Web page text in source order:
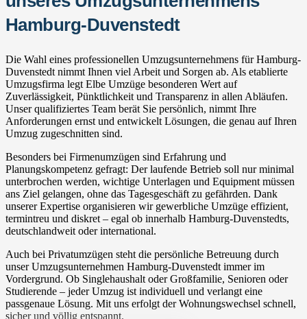
Hamburg-Duvenstedt
Die Wahl eines professionellen Umzugsunternehmens für Hamburg-
Duvenstedt nimmt Ihnen viel Arbeit und Sorgen ab. Als etablierte
Umzugsfirma legt Elbe Umzüge besonderen Wert auf
Zuverlässigkeit, Pünktlichkeit und Transparenz in allen Abläufen.
Unser qualifiziertes Team berät Sie persönlich, nimmt Ihre
Anforderungen ernst und entwickelt Lösungen, die genau auf Ihren
Umzug zugeschnitten sind.
Besonders bei Firmenumzügen sind Erfahrung und
Planungskompetenz gefragt: Der laufende Betrieb soll nur minimal
unterbrochen werden, wichtige Unterlagen und Equipment müssen
ans Ziel gelangen, ohne das Tagesgeschäft zu gefährden. Dank
unserer Expertise organisieren wir gewerbliche Umzüge effizient,
termintreu und diskret – egal ob innerhalb Hamburg-Duvenstedts,
deutschlandweit oder international.
Auch bei Privatumzügen steht die persönliche Betreuung durch
unser Umzugsunternehmen Hamburg-Duvenstedt immer im
Vordergrund. Ob Singlehaushalt oder Großfamilie, Senioren oder
Studierende – jeder Umzug ist individuell und verlangt eine
passgenaue Lösung. Mit uns erfolgt der Wohnungswechsel schnell,
sicher und völlig entspannt.